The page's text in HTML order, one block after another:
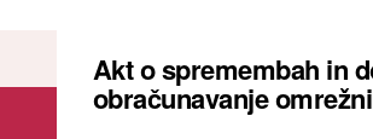
Akt o spremembah in
obračunavanje